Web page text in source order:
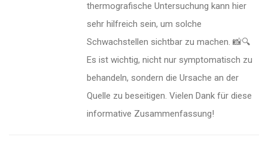
thermografische Untersuchung kann hier
sehr hilfreich sein, um solche
Schwachstellen sichtbar zu machen. 📸🔍
Es ist wichtig, nicht nur symptomatisch zu
behandeln, sondern die Ursache an der
Quelle zu beseitigen. Vielen Dank für diese
informative Zusammenfassung!